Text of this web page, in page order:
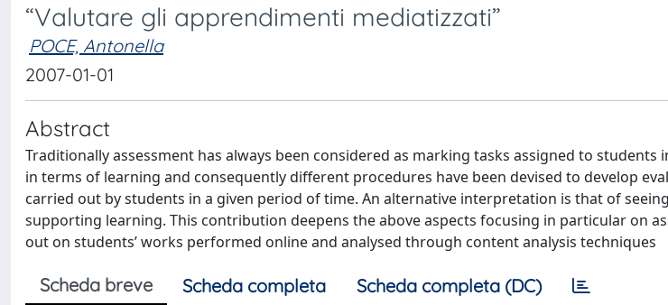
“Valutare gli apprendimenti mediatizzati”
POCE, Antonella
2007-01-01
Abstract
Traditionally assessment has always been considered as marking tasks assigned to
in terms of learning and consequently different procedures have been devised to develop
carried out by students in a given period of time. An alternative interpretation is that of
supporting learning. This contribution deepens the above aspects focusing in particular on
out on students’ works performed online and analysed through content analysis techniques
Scheda breve Scheda completa Scheda completa (DC)